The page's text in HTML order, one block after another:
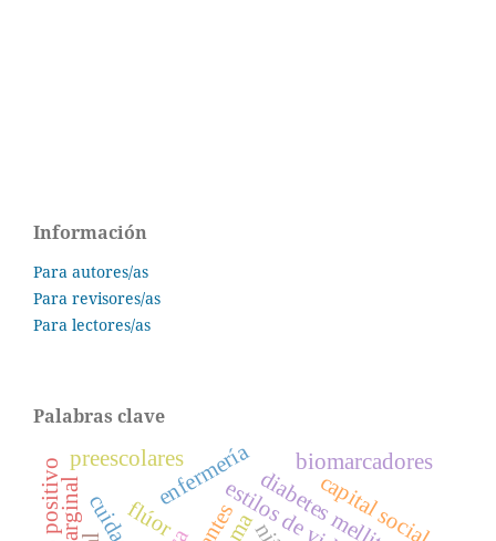
Información
Para autores/as
Para revisores/as
Para lectores/as
Palabras clave
diabetes mellitus
biomarcadores
capital social
enfermería
flúor
preescolares